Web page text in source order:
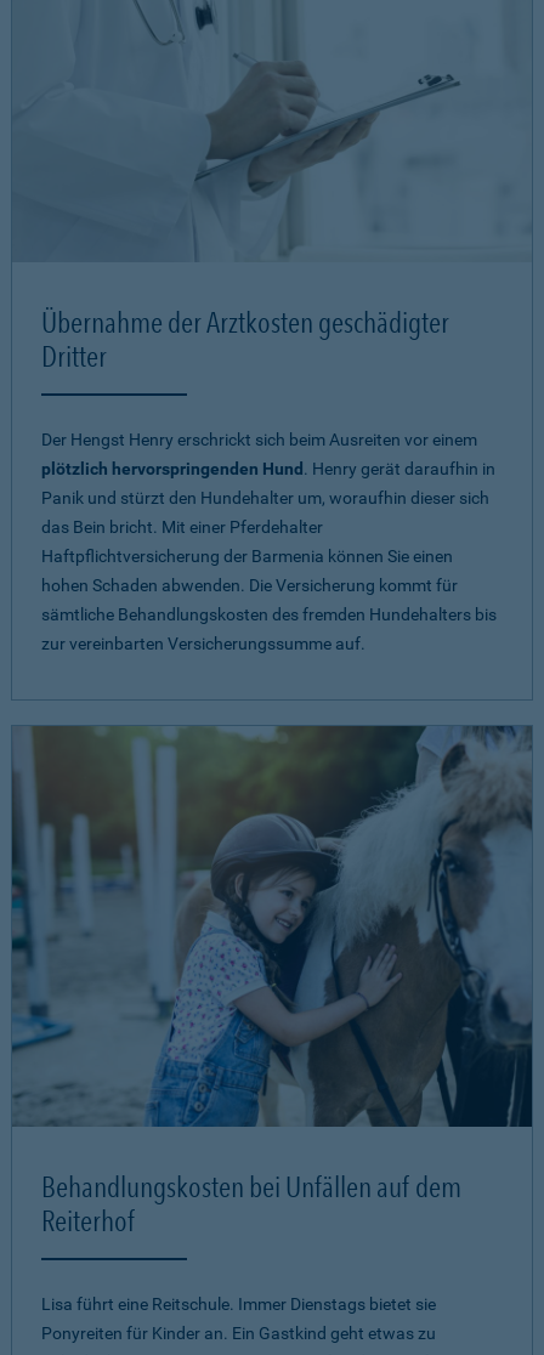
Übernahme der Arztkosten geschädigter
Dritter
Der Hengst Henry erschrickt sich beim Ausreiten vor einem
plötzlich hervorspringenden Hund . Henry gerät daraufhin in
Panik und stürzt den Hundehalter um, woraufhin dieser sich
das Bein bricht. Mit einer Pferdehalter
Haftpflichtversicherung der Barmenia können Sie einen
hohen Schaden abwenden. Die Versicherung kommt für
sämtliche Behandlungskosten des fremden Hundehalters bis
zur vereinbarten Versicherungssumme auf.
Behandlungskosten bei Unfällen auf dem
Reiterhof
Lisa führt eine Reitschule. Immer Dienstags bietet sie
Ponyreiten für Kinder an. Ein Gastkind geht etwas zu